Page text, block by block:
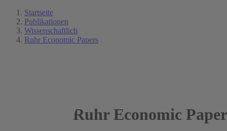
Startseite
Publikationen
Wissenschaftlich
Ruhr Economic Papers
Ruhr Economic